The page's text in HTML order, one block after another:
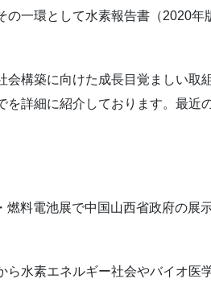
の一環として水素報告書（2020年
構築に向けた成長目覚ましい取
を詳細に紹介しております。最近
料電池展で中国山西省政府の展
水素エネルギー社会やバイオ医